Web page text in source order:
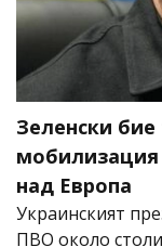
Зеленски бие
мобилизация
над Европа
Украинският
ПВО около